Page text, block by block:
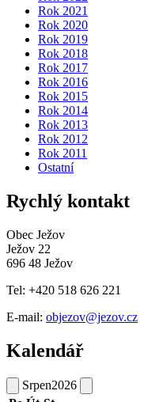
Rok 2021
Rok 2020
Rok 2019
Rok 2018
Rok 2017
Rok 2016
Rok 2015
Rok 2014
Rok 2013
Rok 2012
Rok 2011
Ostatní
Rychlý kontakt
Obec Ježov
Ježov 22
696 48 Ježov
Tel: +420 518 626 221
E-mail: objezov@jezov.cz
Kalendář
Srpen2026